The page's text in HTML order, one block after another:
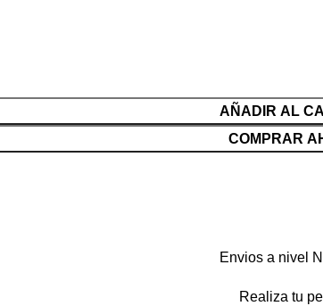
AÑADIR AL
COMPRAR
Envios a nivel
Realiza tu